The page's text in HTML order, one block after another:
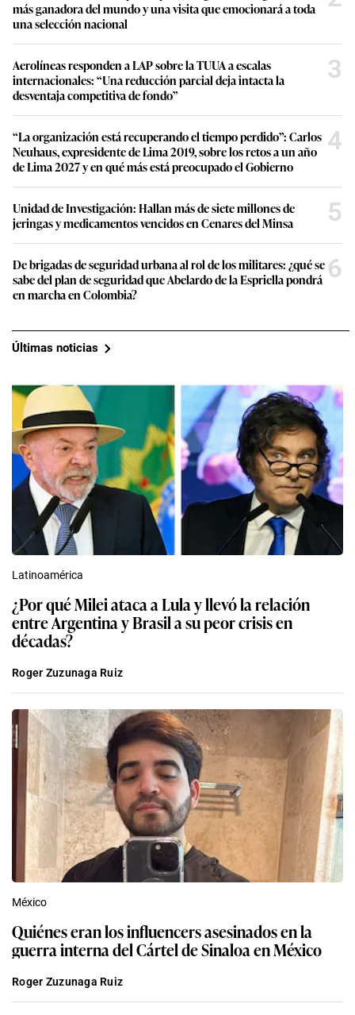
más ganadora del mundo y una visita que emocionará a toda
una selección nacional
Aerolíneas responden a LAP sobre la TUUA a escalas
internacionales: “Una reducción parcial deja intacta la
desventaja competitiva de fondo”
3
“La organización está recuperando el tiempo perdido”: Carlos
Neuhaus, expresidente de Lima 2019, sobre los retos a un año
de Lima 2027 y en qué más está preocupado el Gobierno
4
Unidad de Investigación: Hallan más de siete millones de
jeringas y medicamentos vencidos en Cenares del Minsa
5
De brigadas de seguridad urbana al rol de los militares: ¿qué se
sabe del plan de seguridad que Abelardo de la Espriella pondrá
en marcha en Colombia?
6
Últimas noticias
Latinoamérica
¿Por qué Milei ataca a Lula y llevó la relación
entre Argentina y Brasil a su peor crisis en
décadas?
Roger Zuzunaga Ruiz
México
Quiénes eran los influencers asesinados en la
guerra interna del Cártel de Sinaloa en México
Roger Zuzunaga Ruiz